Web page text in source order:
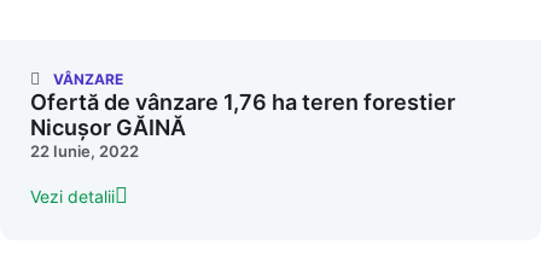
VÂNZARE
Ofertă de vânzare 1,76 ha teren forestier
Nicușor GĂINĂ
22 Iunie, 2022
Vezi detalii